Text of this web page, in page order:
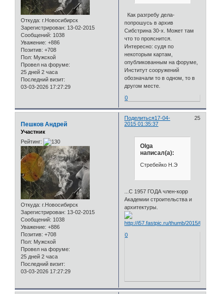
Откуда: г.Новосибирск
Зарегистрирован: 13-02-2015
Сообщений: 1038
Уважение: +886
Позитив: +708
Пол: Мужской
Провел на форуме:
25 дней 2 часа
Последний визит:
03-03-2026 17:27:29
Как разгребу дела-
попрошусь в архив
Сибстрина 30-х. Может там
что то прояснится.
Интересно: судя по
некоторым картам,
опубликованным на форуме,
Институт сооружений
обозначали то в одном, то в
другом месте.
0
Поделиться 25
17-04-
2015 01:35:37
Пешков Андрей
Участник
Рейтинг:
Откуда: г.Новосибирск
Зарегистрирован: 13-02-2015
Сообщений: 1038
Уважение: +886
Позитив: +708
Пол: Мужской
Провел на форуме:
25 дней 2 часа
Последний визит:
03-03-2026 17:27:29
Olga
написал(а):
Стребейко Н.Э
...С 1957 ГОДА член-корр
Академии строительства и
архитектуры.
0